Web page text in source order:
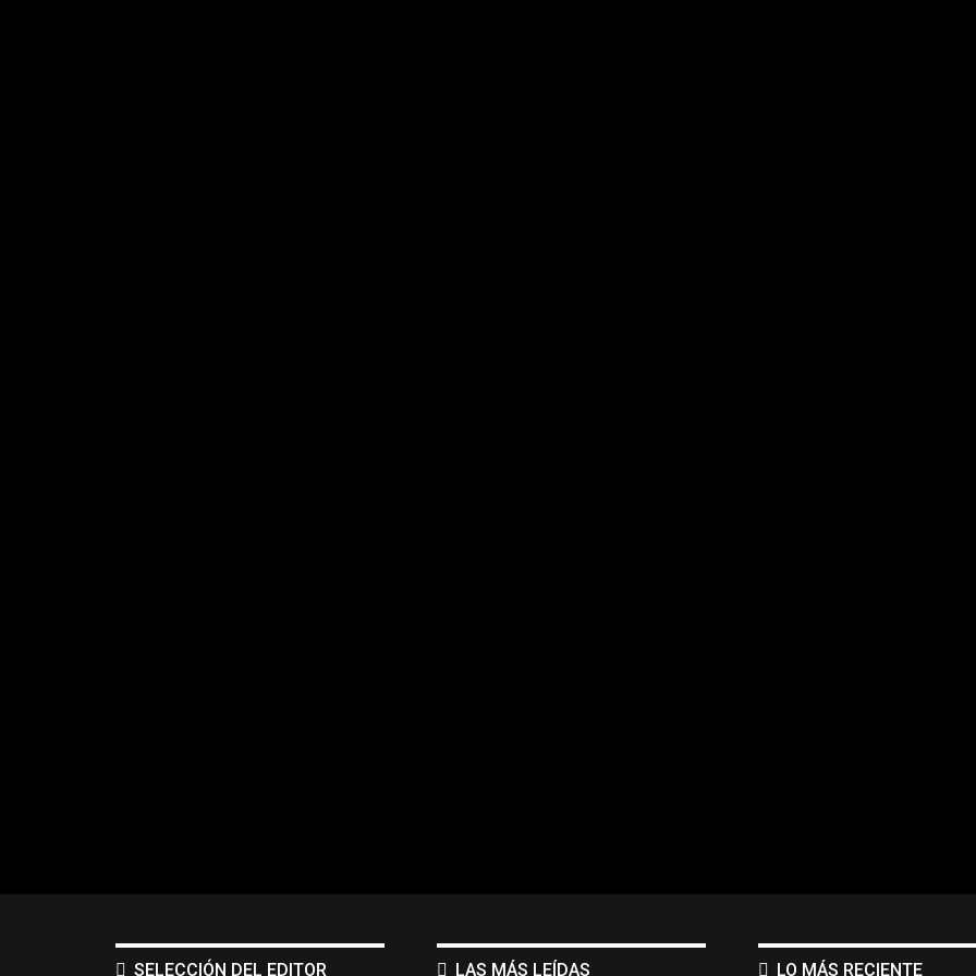
SELECCIÓN DEL EDITOR LAS MÁS LEÍDAS LO MÁS RECIENTE